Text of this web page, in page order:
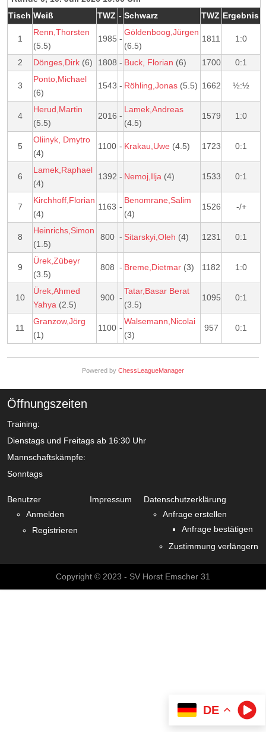
DE
Tisch Weiß TWZ - Schwarz TWZ Ergebnis
1
Renn,Thorsten
(5.5)
1985 -
Göldenboog,Jürgen
(6.5)
1811 1:0
2 Dönges,Dirk (6) 1808 - Buck, Florian (6) 1700 0:1
3
Ponto,Michael
(6)
1543 - Röhling,Jonas (5.5) 1662 ½:½
4
Herud,Martin
(5.5)
2016 -
Lamek,Andreas
(4.5)
1579 1:0
5
Oliinyk, Dmytro
(4)
1100 - Krakau,Uwe (4.5) 1723 0:1
6
Lamek,Raphael
(4)
1392 - Nemoj,Ilja (4) 1533 0:1
7
Kirchhoff,Florian
(4)
1163 -
Benomrane,Salim
(4)
1526 -/+
8
Heinrichs,Simon
(1.5)
800 - Sitarskyi,Oleh (4) 1231 0:1
9
Ürek,Zübeyr
(3.5)
808 - Breme,Dietmar (3) 1182 1:0
10
Ürek,Ahmed
Yahya (2.5)
900 -
Tatar,Basar Berat
(3.5)
1095 0:1
11
Granzow,Jörg
(1)
1100 -
Walsemann,Nicolai
(3)
957 0:1
Powered by ChessLeagueManager
Öffnungszeiten
Training:
Dienstags und Freitags ab 16:30 Uhr
Mannschaftskämpfe:
Sonntags
Benutzer
Anmelden
Registrieren
Impressum
Datenschutzerklärung
Anfrage erstellen
Anfrage bestätigen
Zustimmung verlängern
Copyright © 2023 - SV Horst Emscher 31